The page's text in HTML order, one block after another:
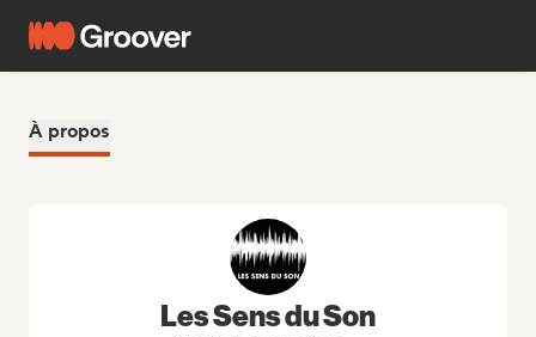
À propos
Les Sens du Son